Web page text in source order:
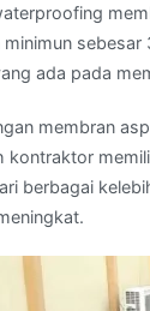
ada pada
membran
kontraktor
berbagai